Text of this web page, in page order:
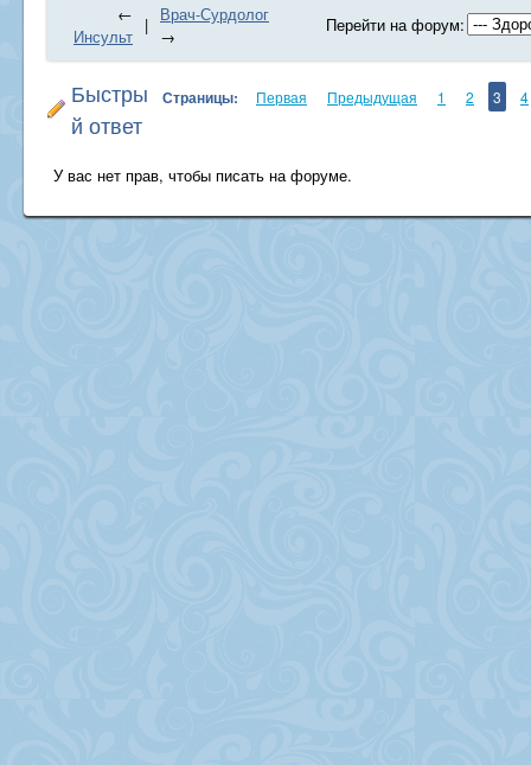
←
Инсульт
| Врач-Сурдолог
→
Перейти на форум:
Страницы: Первая Предыдущая 1 2 3 4
Быстры
й ответ
У вас нет прав, чтобы писать на форуме.